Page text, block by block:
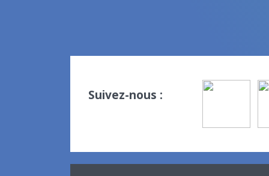
Suivez-nous :